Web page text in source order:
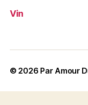
Vin
© 2026 Par Amour